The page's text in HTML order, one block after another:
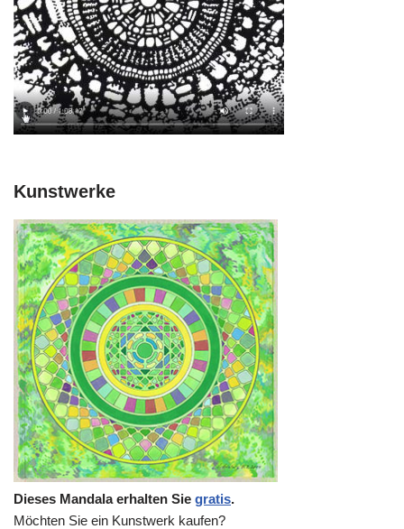
Kunstwerke
Dieses Mandala erhalten Sie gratis.
Möchten Sie ein Kunstwerk kaufen?